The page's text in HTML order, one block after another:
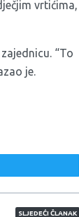
vrtićima,
“To
je.
SLJEDEĆI ČLANAK